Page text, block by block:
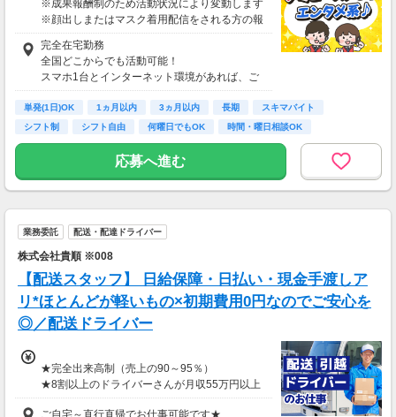
※成果報酬制のため活動状況により変動します
※顔出しまたはマスク着用配信をされる方の報
酬基準となります
【収入例】
■事務職Aさん（週3日・月50時間程度）
月収8万円～15万円
月収15万円～25万円
■主婦Cさん（月100時間程度）
月収20万円以上
現在活躍中のライバーの多くは会社員や主婦の
方。
本業や家庭と両立しながら副業として活動され
ています。
完全在宅勤務
全国どこからでも活動可能！
スマホ1台とインターネット環境があれば、ご
自宅からスタートできます。
通勤時間ゼロだから、本業やプライベートとの
両立もラクラク♪
単発(1日)OK 1ヵ月以内 3ヵ月以内 長期
スキマバイト
シフト制
シフト自由 何曜日でもOK 時間・曜日相談OK
応募へ進む
業務委託 配送・配達ドライバー
株式会社貴順 ※008
【配送スタッフ】 日給保障・日払い・現金手渡しア
リ*ほとんどが軽いもの×初期費用0円なのでご安心を
◎／配送ドライバー
★完全出来高制（売上の90～95％）
★8割以上のドライバーさんが月収55万円以上
★支度金5～25万円補助あり（規定有）
ご自宅～直行直帰でお仕事可能です★